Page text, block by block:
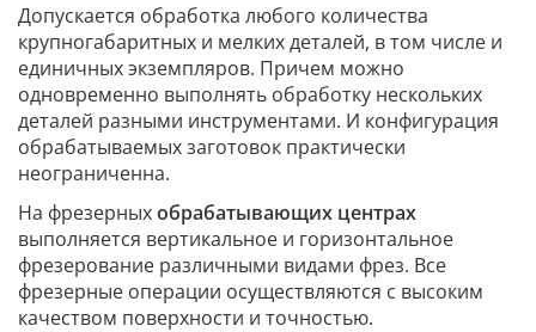
Допускается обработка любого количества
крупногабаритных и мелких деталей, в том числе и
единичных экземпляров. Причем можно
одновременно выполнять обработку нескольких
деталей разными инструментами. И конфигурация
обрабатываемых заготовок практически
неограниченна.
На фрезерныхобрабатывающих центрах
выполняется вертикальное и горизонтальное
фрезерование различными видами фрез. Все
фрезерные операции осуществляются с высоким
качеством поверхности и точностью.